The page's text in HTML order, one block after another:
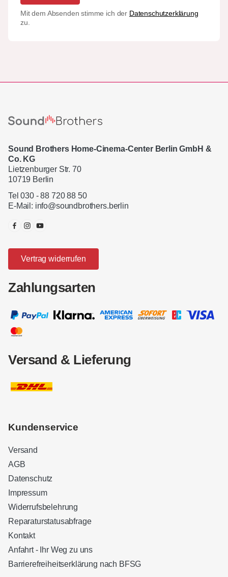
Mit dem Absenden stimme ich der Datenschutzerklärung
zu.
Sound Brothers Home-Cinema-Center Berlin GmbH &
Co. KG
Lietzenburger Str. 70
10719 Berlin
Tel 030 - 88 720 88 50
E-Mail: info@soundbrothers.berlin
Vertrag widerrufen
Zahlungsarten
Versand & Lieferung
Kundenservice
Versand
AGB
Datenschutz
Impressum
Widerrufsbelehrung
Reparaturstatusabfrage
Kontakt
Anfahrt - Ihr Weg zu uns
Barrierefreiheitserklärung nach BFSGKundenbewertungen und Erfahrungen zu